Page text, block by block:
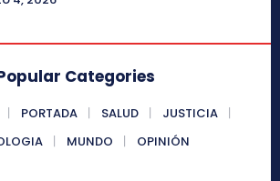
Categories
PORTADA SALUD
JUSTICIA
MUNDO OPINIÓN